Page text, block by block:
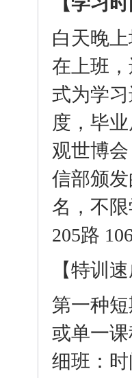
白天晚
在上班
式为学
度，毕
观世博
信部颁
名，不
205路
【特训
第一种
或单一
细班：